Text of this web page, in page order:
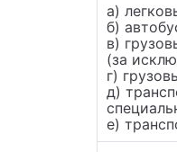
а)
б)
в)
(за
г)
д)
е)